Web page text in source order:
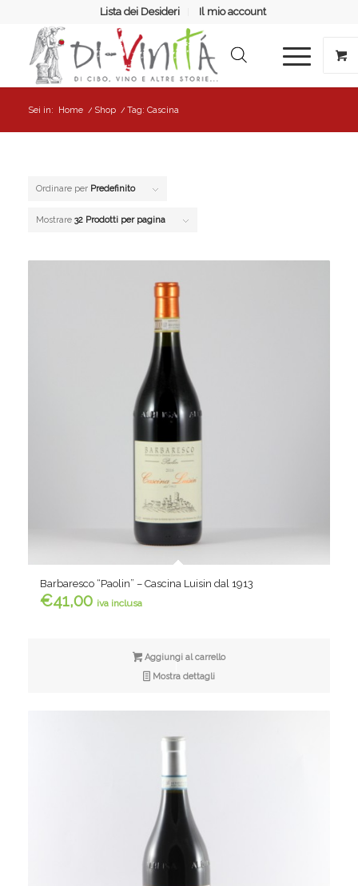
Lista dei Desideri Il mio account
Sei in: Home / Shop / Tag: Cascina
Ordinare per Predefinito
Mostrare 32 Prodotti per pagina
Barbaresco “Paolin” – Cascina Luisin dal 1913
€41,00 iva inclusa
Aggiungi al carrello
Mostra dettagli